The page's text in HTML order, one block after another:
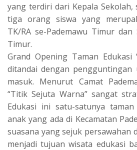
yang terdiri dari Kepala
tiga orang siswa yang
TK/RA se-Pademawu Timur dan
Timur.
Grand Opening Taman Edukasi
ditandai dengan
masuk. Menurut Camat
“Titik Sejuta Warna” sangat
Edukasi ini satu-satunya
anak yang ada di Kecamatan
suasana yang sejuk persawahan
menjadi tujuan wisata edukasi